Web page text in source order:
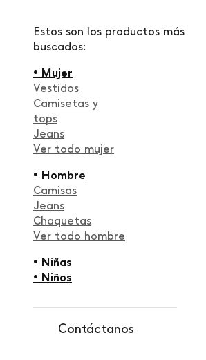
Estos son los productos más
buscados:
• Mujer
Vestidos
Camisetas y
tops
Jeans
Ver todo mujer
• Hombre
Camisas
Jeans
Chaquetas
Ver todo hombre
• Niñas
• Niños
Contáctanos